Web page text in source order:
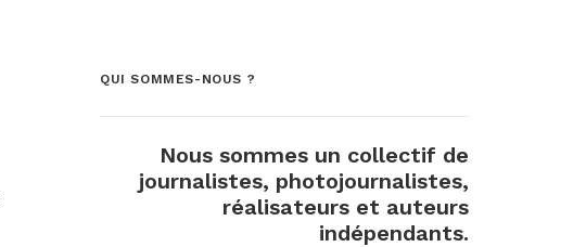
QUI SOMMES-NOUS ?
Nous sommes un collectif de
journalistes, photojournalistes,
réalisateurs et auteurs
indépendants.